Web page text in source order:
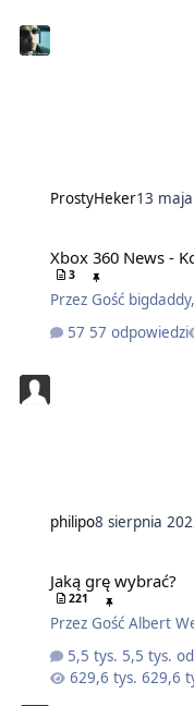
ProstyHeker13
Xbox 360 News -
3
Przez Gość bigdaddy,
57 odpowiedzi
philipo8 sierpnia
Jaką grę wybrać?
221
Przez Gość Albert
5,5 tys.
629,6